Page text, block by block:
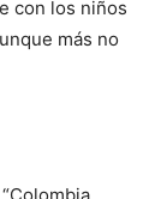
con los niños
más no